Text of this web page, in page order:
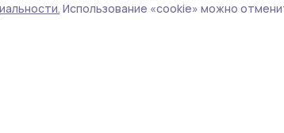
Использование «cookie» можно